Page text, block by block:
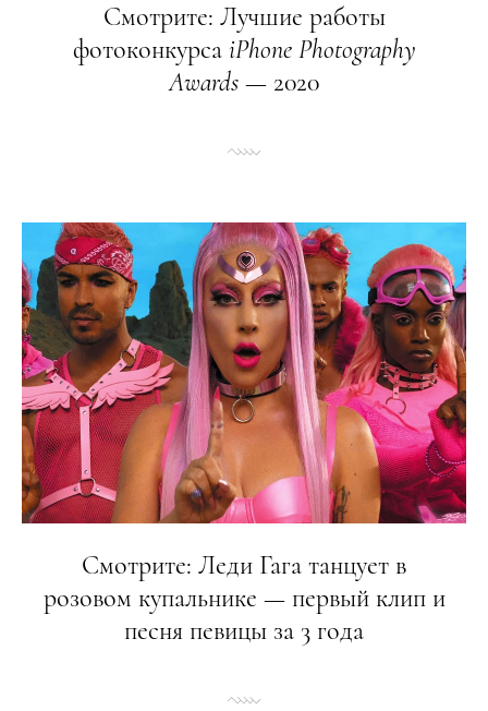
Смотрите: Лучшие работы
фотоконкурса iPhone Photography
Awards — 2020
Смотрите: Леди Гага танцует в
розовом купальнике — первый клип и
песня певицы за 3 года